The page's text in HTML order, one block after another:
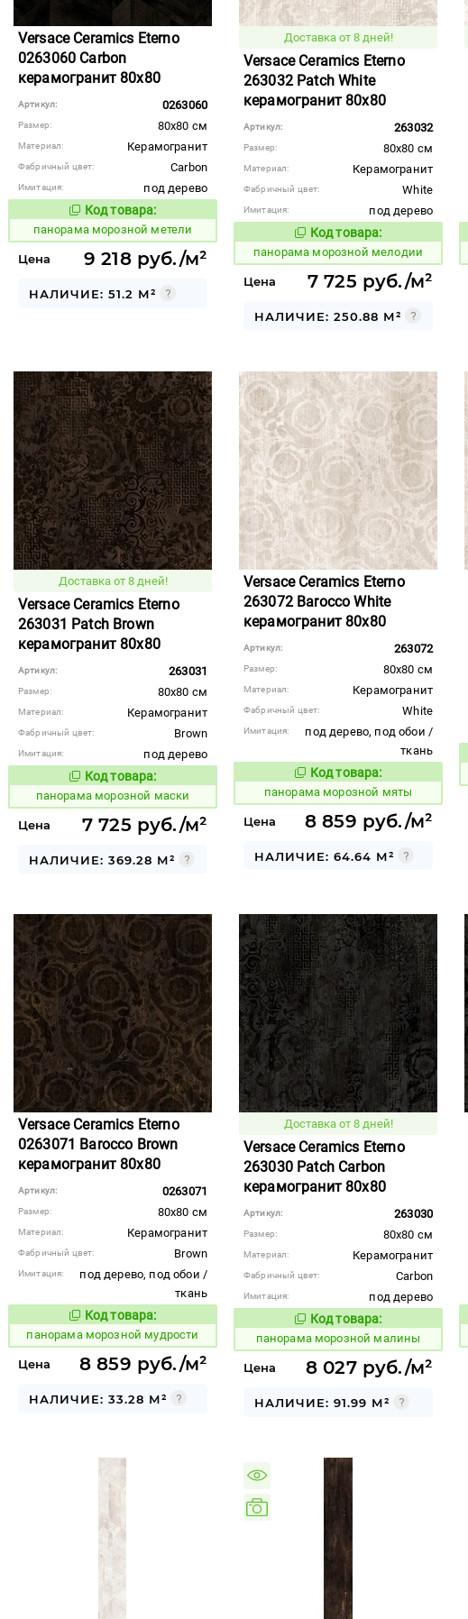
Versace Ceramics Eterno
0263060 Carbon
керамогранит 80x80
Артикул: 0263060
Размер: 80x80 см
Материал: Керамогранит
Фабричный цвет: Carbon
Имитация:
под дерево
Код товара:
538675 Код товара:
панорама морозной метели
Цена 9 218 руб./м²
НАЛИЧИЕ: 51.2 М²
Доставка от 8 дней!
Versace Ceramics Eterno
263032 Patch White
керамогранит 80x80
Артикул: 263032
Размер: 80x80 см
Материал: Керамогранит
Фабричный цвет: White
Имитация:
под дерево
Код товара:
538673 Код товара:
панорама морозной мелодии
Цена 7 725 руб./м²
НАЛИЧИЕ: 250.88 М²
Доставка от 8 дней!
Versace Ceramics Eterno
263031 Patch Brown
керамогранит 80x80
Артикул: 263031
Размер: 80x80 см
Материал: Керамогранит
Фабричный цвет: Brown
Имитация:
под дерево
Код товара:
538672 Код товара:
панорама морозной маски
Цена 7 725 руб./м²
НАЛИЧИЕ: 369.28 М²
Versace Ceramics Eterno
263072 Barocco White
керамогранит 80x80
Артикул: 263072
Размер: 80x80 см
Материал: Керамогранит
Фабричный цвет: White
Имитация:
под дерево, под обои /
ткань
Код товара:
538681 Код товара:
панорама морозной мяты
Цена 8 859 руб./м²
НАЛИЧИЕ: 64.64 М²
Versace Ceramics Eterno
0263071 Barocco Brown
керамогранит 80x80
Артикул: 0263071
Размер: 80x80 см
Материал: Керамогранит
Фабричный цвет: Brown
Имитация:
под дерево, под обои /
ткань
Код товара:
538680 Код товара:
панорама морозной мудрости
Цена 8 859 руб./м²
НАЛИЧИЕ: 33.28 М²
Доставка от 8 дней!
Versace Ceramics Eterno
263030 Patch Carbon
керамогранит 80x80
Артикул: 263030
Размер: 80x80 см
Материал: Керамогранит
Фабричный цвет: Carbon
Имитация:
под дерево
Код товара:
538671 Код товара:
панорама морозной малины
Цена 8 027 руб./м²
НАЛИЧИЕ: 91.99 М²